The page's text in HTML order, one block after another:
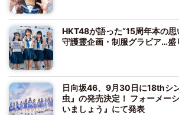
HKT48が語った“15周年本の
守護霊企画・制服グラビア…盛
日向坂46、9月30日に18thシ
虫』の発売決定！ フォーメー
いましょう』にて発表